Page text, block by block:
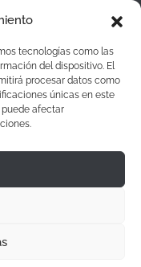
tecnologías como las
del dispositivo. El
procesar datos como
únicas en este
afectar
ningún
para
sus objetivos
por